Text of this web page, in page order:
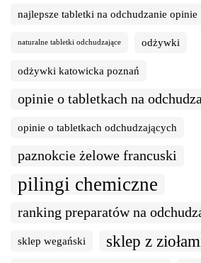
najlepsze tabletki na odchudzanie opinie
naturalne tabletki odchudzające odżywki
odżywki katowicka poznań
opinie o tabletkach na
opinie o tabletkach odchudzających
paznokcie żelowe francuski
pilingi chemiczne
ranking preparatów na
sklep wegański sklep z